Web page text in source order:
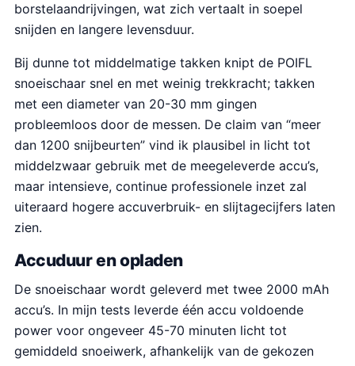
borstelaandrijvingen, wat zich vertaalt in soepel
snijden en langere levensduur.
Bij dunne tot middelmatige takken knipt de POIFL
snoeischaar snel en met weinig trekkracht; takken
met een diameter van 20-30 mm gingen
probleemloos door de messen. De claim van “meer
dan 1200 snijbeurten” vind ik plausibel in licht tot
middelzwaar gebruik met de meegeleverde accu’s,
maar intensieve, continue professionele inzet zal
uiteraard hogere accuverbruik- en slijtagecijfers laten
zien.
Accuduur en opladen
De snoeischaar wordt geleverd met twee 2000 mAh
accu’s. In mijn tests leverde één accu voldoende
power voor ongeveer 45-70 minuten licht tot
gemiddeld snoeiwerk, afhankelijk van de gekozen